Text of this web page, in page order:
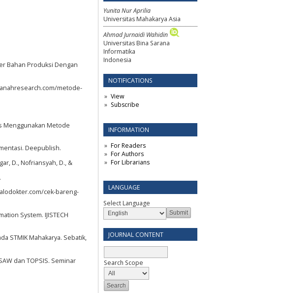
Yunita Nur Aprilia
Universitas Mahakarya Asia
Ahmad Jurnaidi Wahidin
Universitas Bina Sarana
Informatika
Indonesia
NOTIFICATIONS
View
Subscribe
INFORMATION
For Readers
For Authors
For Librarians
LANGUAGE
Select Language
JOURNAL CONTENT
Search Scope
Bahan Produksi Dengan
metode-
Menggunakan Metode
Deepublish.
D., Nofriansyah, D., &
cek-bareng-
System. IJISTECH
STMIK Mahakarya. Sebatik,
dan TOPSIS. Seminar